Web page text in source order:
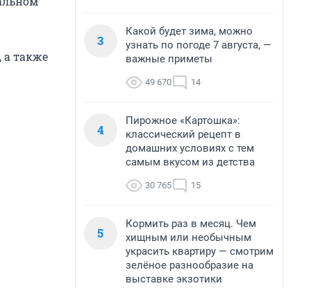
а также
3
Какой будет зима, можно
узнать по погоде 7 августа, —
важные приметы
49 670 14
4
Пирожное «Картошка»:
классический рецепт в
домашних условиях с тем
самым вкусом из детства
30 765 15
5
Кормить раз в месяц. Чем
хищным или необычным
украсить квартиру — смотрим
зелёное разнообразие на
выставке экзотики